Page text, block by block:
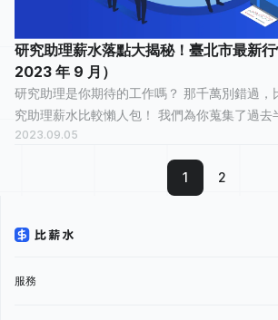
研究助理薪水落點大揭秘！臺北市最新
2023 年 9 月）
研究助理是你期待的工作嗎？ 那千萬別錯過，比薪水特別整理的研
究助理薪水比較懶人包！ 我們為你蒐集了過去半年來臺北市研究助
理的薪水情報，有 31 人分享他們最真實的工作
2023.09.05
1 2
服務